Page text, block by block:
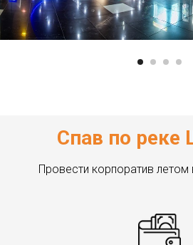
Спав по реке
Провести корпоратив летом